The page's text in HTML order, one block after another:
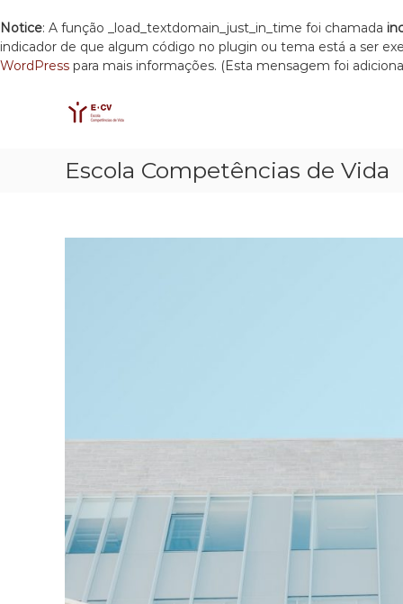
Notice: A função _load_textdomain_just_in_time foi chamada
indicador de que algum código no plugin ou tema está a ser
WordPress para mais informações. (Esta mensagem foi
l
a
m
i
Escola Competências de Vida